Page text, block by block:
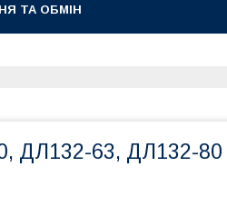
ТА ОБМІН
ДЛ132-63, ДЛ132-80